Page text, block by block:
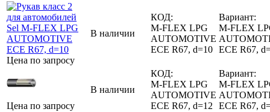
Цена по запросу
В наличии
КОД:
M-FLEX LPG
AUTOMOTIVE
ECE R67, d=10
Вариант:
M-FLEX
ECE R67,
Цена по запросу
В наличии
КОД:
M-FLEX LPG
AUTOMOTIVE
ECE R67, d=12
Вариант:
M-FLEX
ECE R67,